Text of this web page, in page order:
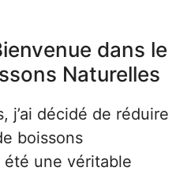
dans le
Naturelles
j’ai décidé de réduire
boissons
une véritable